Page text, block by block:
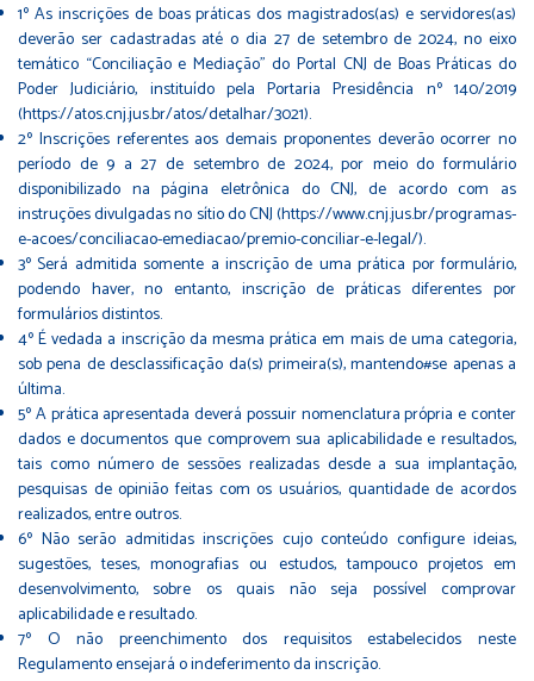
1º As inscrições de boas práticas dos magistrados(as) e servidores(as)
deverão ser cadastradas até o dia 27 de setembro de 2024, no eixo
temático “Conciliação e Mediação” do Portal CNJ de Boas Práticas do
Poder Judiciário, instituído pela Portaria Presidência nº 140/2019
(https://atos.cnj.jus.br/atos/detalhar/3021).
2º Inscrições referentes aos demais proponentes deverão ocorrer no
período de 9 a 27 de setembro de 2024, por meio do formulário
disponibilizado na página eletrônica do CNJ, de acordo com as
instruções divulgadas no sítio do CNJ (https://www.cnj.jus.br/programas-
e-acoes/conciliacao-emediacao/premio-conciliar-e-legal/).
3º Será admitida somente a inscrição de uma prática por formulário,
podendo haver, no entanto, inscrição de práticas diferentes por
formulários distintos.
4º É vedada a inscrição da mesma prática em mais de uma categoria,
sob pena de desclassificação da(s) primeira(s), mantendo#se apenas a
última.
5º A prática apresentada deverá possuir nomenclatura própria e conter
dados e documentos que comprovem sua aplicabilidade e resultados,
tais como número de sessões realizadas desde a sua implantação,
pesquisas de opinião feitas com os usuários, quantidade de acordos
realizados, entre outros.
6º Não serão admitidas inscrições cujo conteúdo configure ideias,
sugestões, teses, monografias ou estudos, tampouco projetos em
desenvolvimento, sobre os quais não seja possível comprovar
aplicabilidade e resultado.
7º O não preenchimento dos requisitos estabelecidos neste
Regulamento ensejará o indeferimento da inscrição.